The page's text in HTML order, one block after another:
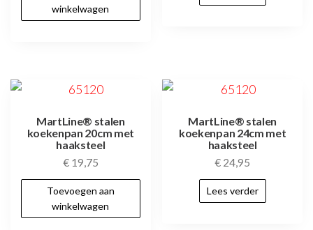
winkelwagen
MartLine® stalen
koekenpan 20cm met
haaksteel
€19,75
Toevoegen aan
winkelwagen
MartLine® stalen
koekenpan 24cm met
haaksteel
€ 24,95
Lees verder